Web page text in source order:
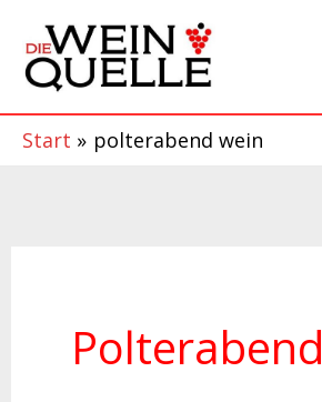
Inhalt
springen
Start polterabend wein
Polterabend